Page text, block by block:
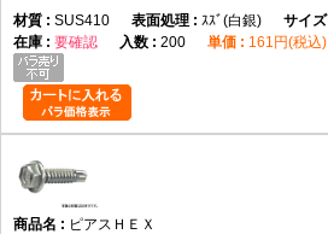
SUS410
ｽｽﾞ(白銀)
要確認
200 161円(税込)
ピアスＨＥＸ